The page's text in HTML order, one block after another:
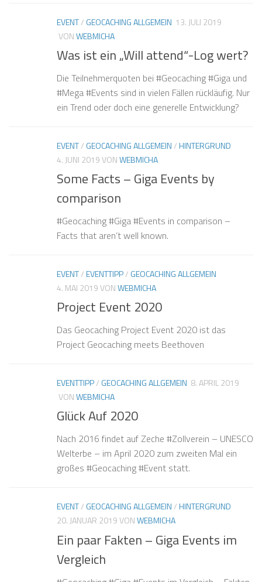
EVENT/ GEOCACHING ALLGEMEIN 13. JULI 2019
VONWEBMICHA
Was ist ein „Will attend“-Log wert?
Die Teilnehmerquoten bei #Geocaching #Giga und
#Mega #Events sind in vielen Fällen rückläufig. Nur
ein Trend oder doch eine generelle Entwicklung?
EVENT/ GEOCACHING ALLGEMEIN/HINTERGRUND
4. JUNI 2019VONWEBMICHA
Some Facts – Giga Events by
comparison
#Geocaching #Giga #Events in comparison –
Facts that aren’t well known.
EVENT/EVENTTIPP/ GEOCACHING ALLGEMEIN
4. MAI 2019VONWEBMICHA
Project Event 2020
Das Geocaching Project Event 2020 ist das
Project Geocaching meets Beethoven
EVENTTIPP/ GEOCACHING ALLGEMEIN 8. APRIL 2019
VONWEBMICHA
Glück Auf 2020
Nach 2016 findet auf Zeche #Zollverein – UNESCO
Welterbe – im April 2020 zum zweiten Mal ein
großes #Geocaching #Event statt.
EVENT/ GEOCACHING ALLGEMEIN/HINTERGRUND
20. JANUAR 2019VONWEBMICHA
Ein paar Fakten – Giga Events im
Vergleich